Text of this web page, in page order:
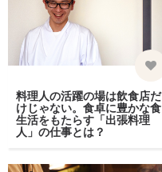
料理人の活躍の場は飲食店だ
けじゃない。食卓に豊かな食
生活をもたらす「出張料理
人」の仕事とは？